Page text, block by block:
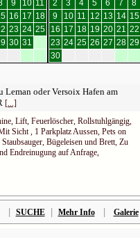
9 10 11
16 17 18
23 24 25
30 31
2
3 4 5 6 7
8
9
10 11 12 13 14 15
16 17 18 19 20 21 22
23 24 25 26 27 28 29
30
oder Versoix Hafen am
[...]
Lift, Feuerlöscher, Rollstuhlgängig,
Sicht , 1 Parkplatz Aussen, Pets on
Bügeleisen und Brett, Zu
Endreinugung auf Anfrage,
| SUCHE| Mehr Info| Galerie